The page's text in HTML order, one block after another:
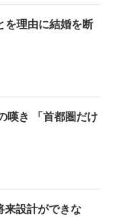
を理由に結婚を断
嘆き 「首都圏だけ
来設計ができな